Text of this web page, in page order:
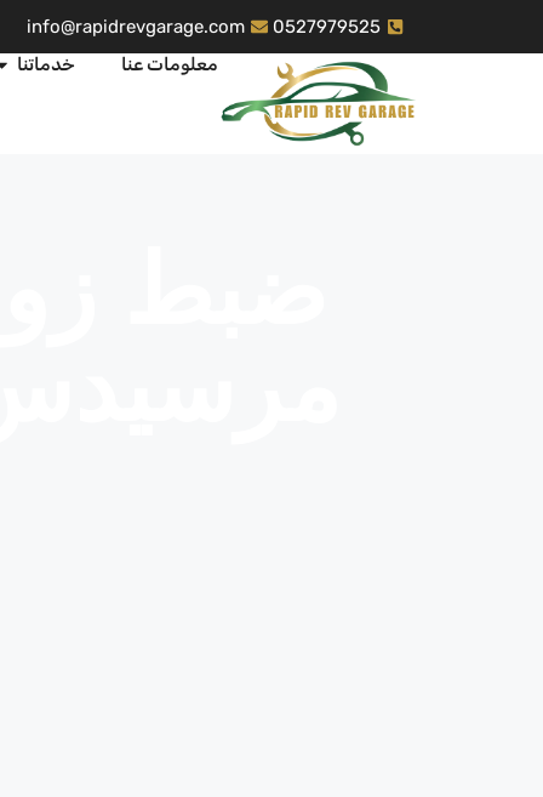
0527979525
info@rapidrevgarage.com
معلومات عنا
خدماتنا